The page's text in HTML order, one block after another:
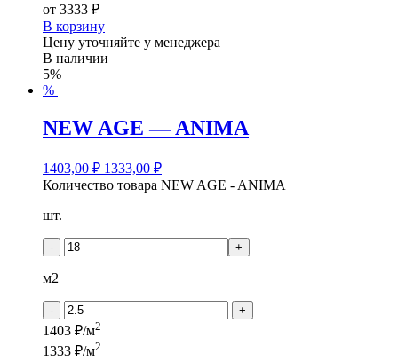
от 3333 ₽
В корзину
Цену уточняйте у менеджера
В наличии
5%
%
NEW AGE — ANIMA
1403,00₽ 1333,00 ₽
Количество товара NEW AGE - ANIMA
шт.
- +
м2
- +
1403 ₽/м2
1333 ₽/м2